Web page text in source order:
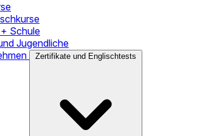
Schule
Jugendliche
Zertifikate und Englischtests